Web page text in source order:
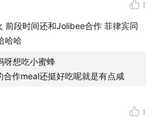
1
前段时间还和Jolibee合作 菲律宾同
哈哈
呀想吃小蜜蜂
合作meal还挺好吃呢就是有点咸
1